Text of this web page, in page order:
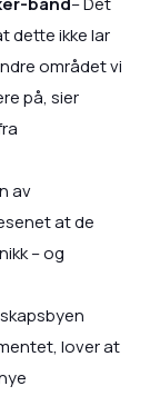
dette ikke lar
området vi
på, sier
av
at de
– og
lover at